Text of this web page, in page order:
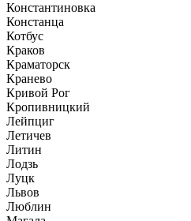
Константиновка
Констанца
Котбус
Краков
Краматорск
Кранево
Кривой Рог
Кропивницкий
Лейпциг
Летичев
Литин
Лодзь
Луцк
Львов
Люблин